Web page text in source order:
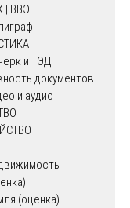
| ВВЭ
и ТЭД
документов
и аудио
(оценка)